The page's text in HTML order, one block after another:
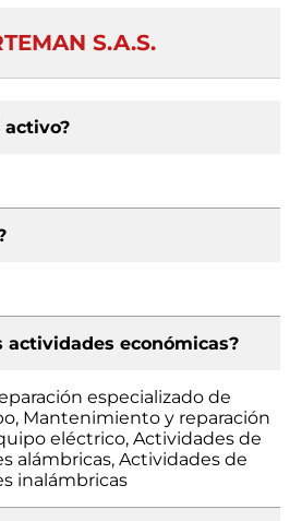
S.A.S.
activo?
actividades económicas?
especializado de
Mantenimiento y reparación
eléctrico, Actividades de
alámbricas, Actividades de
inalámbricas